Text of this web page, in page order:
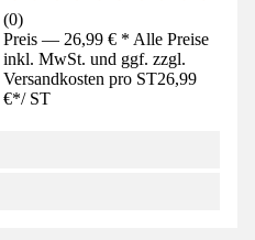
(0)
Preis — 26,99 € * Alle Preise
inkl. MwSt. und ggf. zzgl.
Versandkosten pro ST26,99
€*/ ST